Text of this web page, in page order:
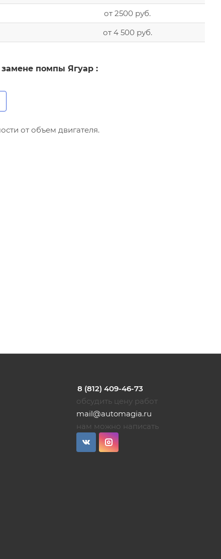
от 2500 руб.
от 4 500 руб.
помпы Ягуар :
от объем двигателя.
8 (812) 409-46-73
обсудить цену работ
mail@automagia.ru
нам можно написать